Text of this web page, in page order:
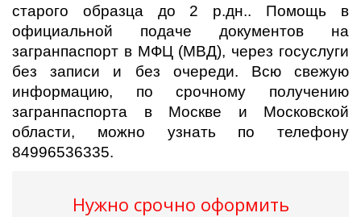
старого образца до 2 р.дн.. Помощь в
официальной подаче документов на
загранпаспорт в МФЦ (МВД), через госуслуги
без записи и без очереди. Всю свежую
информацию, по срочному получению
загранпаспорта в Москве и Московской
области, можно узнать по телефону
84996536335.
Нужно срочно оформить